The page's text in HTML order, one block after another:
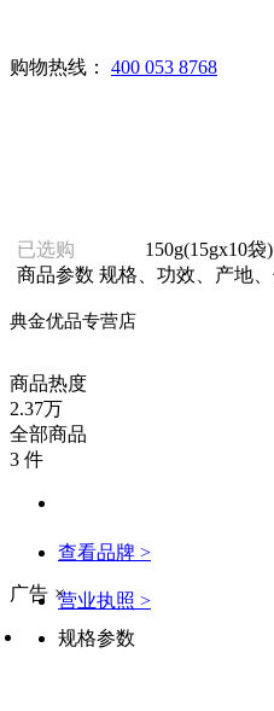
购物热线： 400 053 8768
已选购
150g(15gx10袋)
商品参数 规格、功效、产地
典金优品专营店
商品热度
2.37万
全部商品
3 件
查看品牌 >
营业执照 >
广告 ×
规格参数